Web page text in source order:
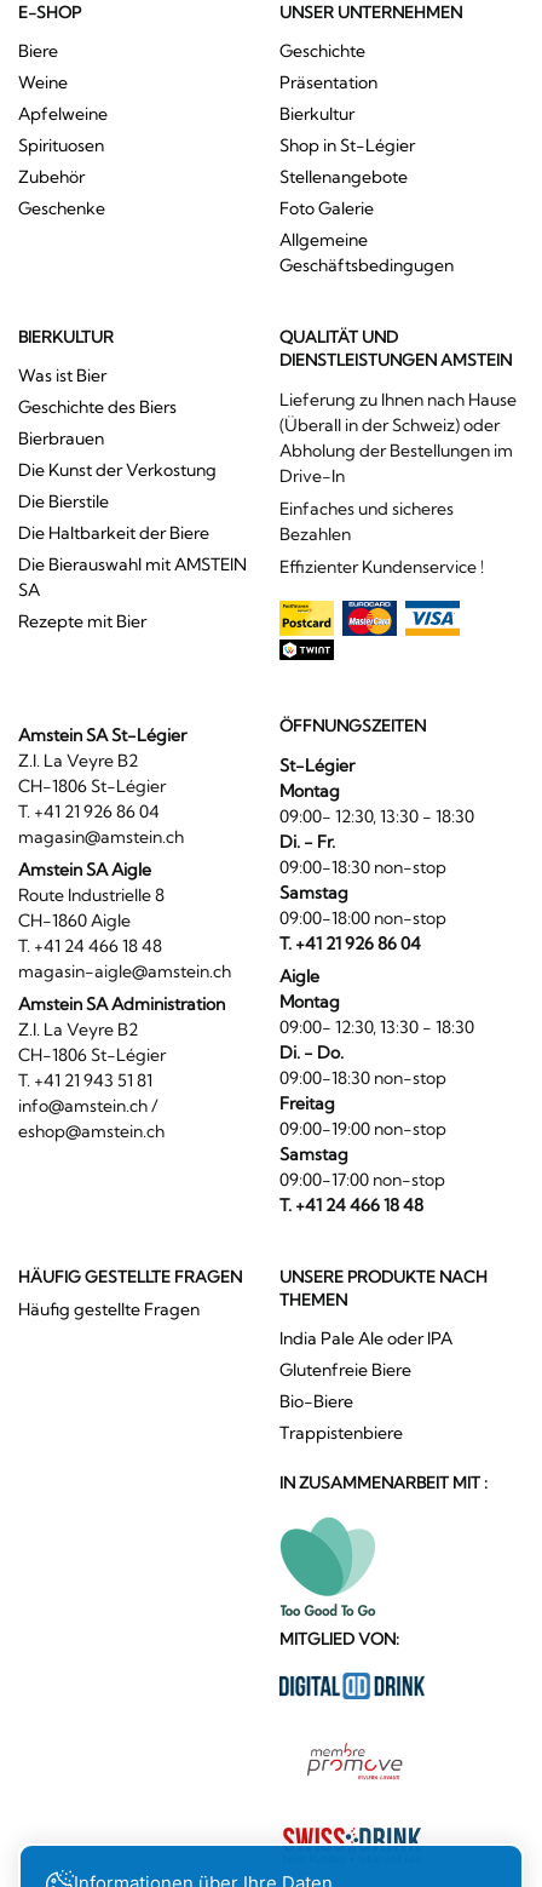
E-SHOP
Biere
Weine
Apfelweine
Spirituosen
Zubehör
Geschenke
UNSER UNTERNEHMEN
Geschichte
Präsentation
Bierkultur
Shop in St-Légier
Stellenangebote
Foto Galerie
Allgemeine
Geschäftsbedingugen
BIERKULTUR
Was ist Bier
Geschichte des Biers
Bierbrauen
Die Kunst der Verkostung
Die Bierstile
Die Haltbarkeit der Biere
Die Bierauswahl mit AMSTEIN
SA
Rezepte mit Bier
QUALITÄT UND
DIENSTLEISTUNGEN AMSTEIN
Lieferung zu Ihnen nach Hause
(Überall in der Schweiz) oder
Abholung der Bestellungen im
Drive-In
Einfaches und sicheres
Bezahlen
Effizienter Kundenservice !
Amstein SA St-Légier
Z.I. La Veyre B2
CH-1806 St-Légier
T. +41 21 926 86 04
magasin@amstein.ch
Amstein SA Aigle
Route Industrielle 8
CH-1860 Aigle
T. +41 24 466 18 48
magasin-aigle@amstein.ch
Amstein SA Administration
Z.I. La Veyre B2
CH-1806 St-Légier
T. +41 21 943 51 81
info@amstein.ch/
eshop@amstein.ch
ÖFFNUNGSZEITEN
St-Légier
Montag
09:00- 12:30, 13:30 - 18:30
Di. - Fr.
09:00-18:30 non-stop
Samstag
09:00-18:00 non-stop
T. +41 21 926 86 04
Aigle
Montag
09:00- 12:30, 13:30 - 18:30
Di. - Do.
09:00-18:30 non-stop
Freitag
09:00-19:00 non-stop
Samstag
09:00-17:00 non-stop
T. +41 24 466 18 48
HÄUFIG GESTELLTE FRAGEN
Häufig gestellte Fragen
UNSERE PRODUKTE NACH
THEMEN
India Pale Ale oder IPA
Glutenfreie Biere
Bio-Biere
Trappistenbiere
IN ZUSAMMENARBEIT MIT :
MITGLIED VON: